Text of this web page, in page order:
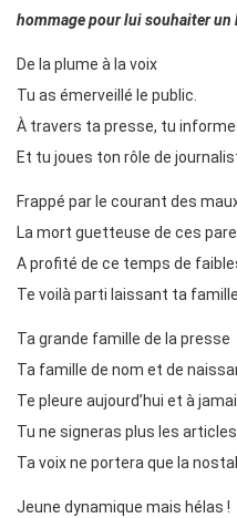
hommage pour lui souhaiter un
De la plume à la voix
Tu as émerveillé le public.
À travers ta presse, tu
Et tu joues ton rôle de
Frappé par le courant des
La mort guetteuse de ces
A profité de ce temps de
Te voilà parti laissant ta
Ta grande famille de la presse
Ta famille de nom et de
Te pleure aujourd’hui et à
Tu ne signeras plus les articles
Ta voix ne portera que la
Jeune dynamique mais hélas !